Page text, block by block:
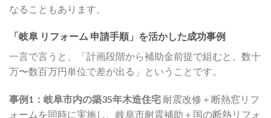
なることもあります。
「岐阜 リフォーム 申請手順」を活かした成功事例
一言で言うと、「計画段階から補助金前提で組むと、数十
万〜数百万円単位で差が出る」ということです。
事例1：岐阜市内の築35年木造住宅 耐震改修＋断熱窓リフ
ォームを同時に実施し、岐阜市耐震補助＋国の断熱リフォ